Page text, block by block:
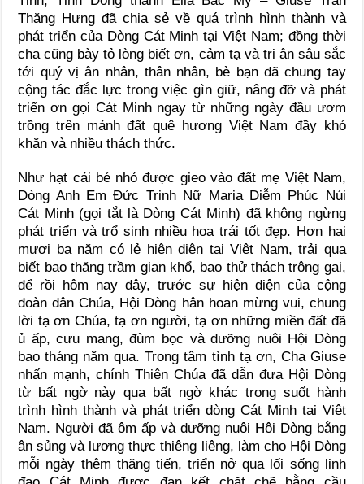
Thăng Hưng đã chia sẻ về quá trình hình thành và
phát triển của Dòng Cát Minh tại Việt Nam; đồng thời
cha cũng bày tỏ lòng biết ơn, cảm tạ và tri ân sâu sắc
tới quý vị ân nhân, thân nhân, bè bạn đã chung tay
cộng tác đắc lực trong việc gìn giữ, nâng đỡ và phát
triển ơn gọi Cát Minh ngay từ những ngày đầu ươm
trồng trên mảnh đất quê hương Việt Nam đầy khó
khăn và nhiều thách thức.
Như hạt cải bé nhỏ được gieo vào đất mẹ Việt Nam,
Dòng Anh Em Đức Trinh Nữ Maria Diễm Phúc Núi
Cát Minh (gọi tắt là Dòng Cát Minh) đã không ngừng
phát triển và trổ sinh nhiều hoa trái tốt đẹp. Hơn hai
mươi ba năm có lẻ hiện diện tại Việt Nam, trải qua
biết bao thăng trầm gian khổ, bao thử thách trông gai,
để rồi hôm nay đây, trước sự hiện diện của cộng
đoàn dân Chúa, Hội Dòng hân hoan mừng vui, chung
lời tạ ơn Chúa, tạ ơn người, tạ ơn những miền đất đã
ủ ấp, cưu mang, đùm bọc và dưỡng nuôi Hội Dòng
bao tháng năm qua. Trong tâm tình tạ ơn, Cha Giuse
nhấn mạnh, chính Thiên Chúa đã dẫn đưa Hội Dòng
từ bất ngờ này qua bất ngờ khác trong suốt hành
trình hình thành và phát triển dòng Cát Minh tại Việt
Nam. Người đã ôm ấp và dưỡng nuôi Hội Dòng bằng
ân sủng và lương thực thiêng liêng, làm cho Hội Dòng
mỗi ngày thêm thăng tiến, triển nở qua lối sống linh